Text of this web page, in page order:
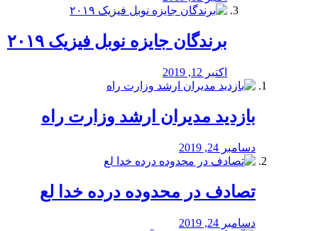
برندگان جایزه نوبل فیزیک ۲۰۱۹
اکتبر 12, 2019
بازدید مدیران ارشد وزارت راه
دسامبر 24, 2019
تصادف در محدوده درده خدا لع
دسامبر 24, 2019